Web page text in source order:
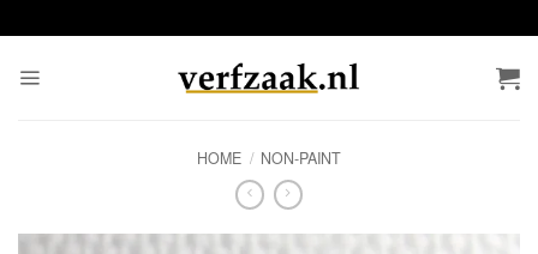
naar
HOME / NON-PAINT